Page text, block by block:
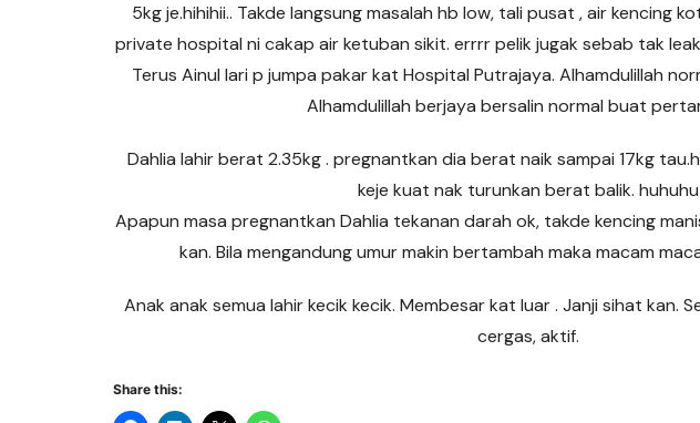
5kg je.hihihii.. Takde langsung masalah hb low, tali pusat , air kencing
private hospital ni cakap air ketuban sikit. errrr pelik jugak sebab tak
Terus Ainul lari p jumpa pakar kat Hospital Putrajaya. Alhamdulillah
Alhamdulillah berjaya bersalin normal buat
Dahlia lahir berat 2.35kg . pregnantkan dia berat naik sampai 17kg
keje kuat nak turunkan berat balik. huhuhu
Apapun masa pregnantkan Dahlia tekanan darah ok, takde kencing
kan. Bila mengandung umur makin bertambah maka macam
Anak anak semua lahir kecik kecik. Membesar kat luar . Janji sihat kan.
cergas, aktif.
Share this: